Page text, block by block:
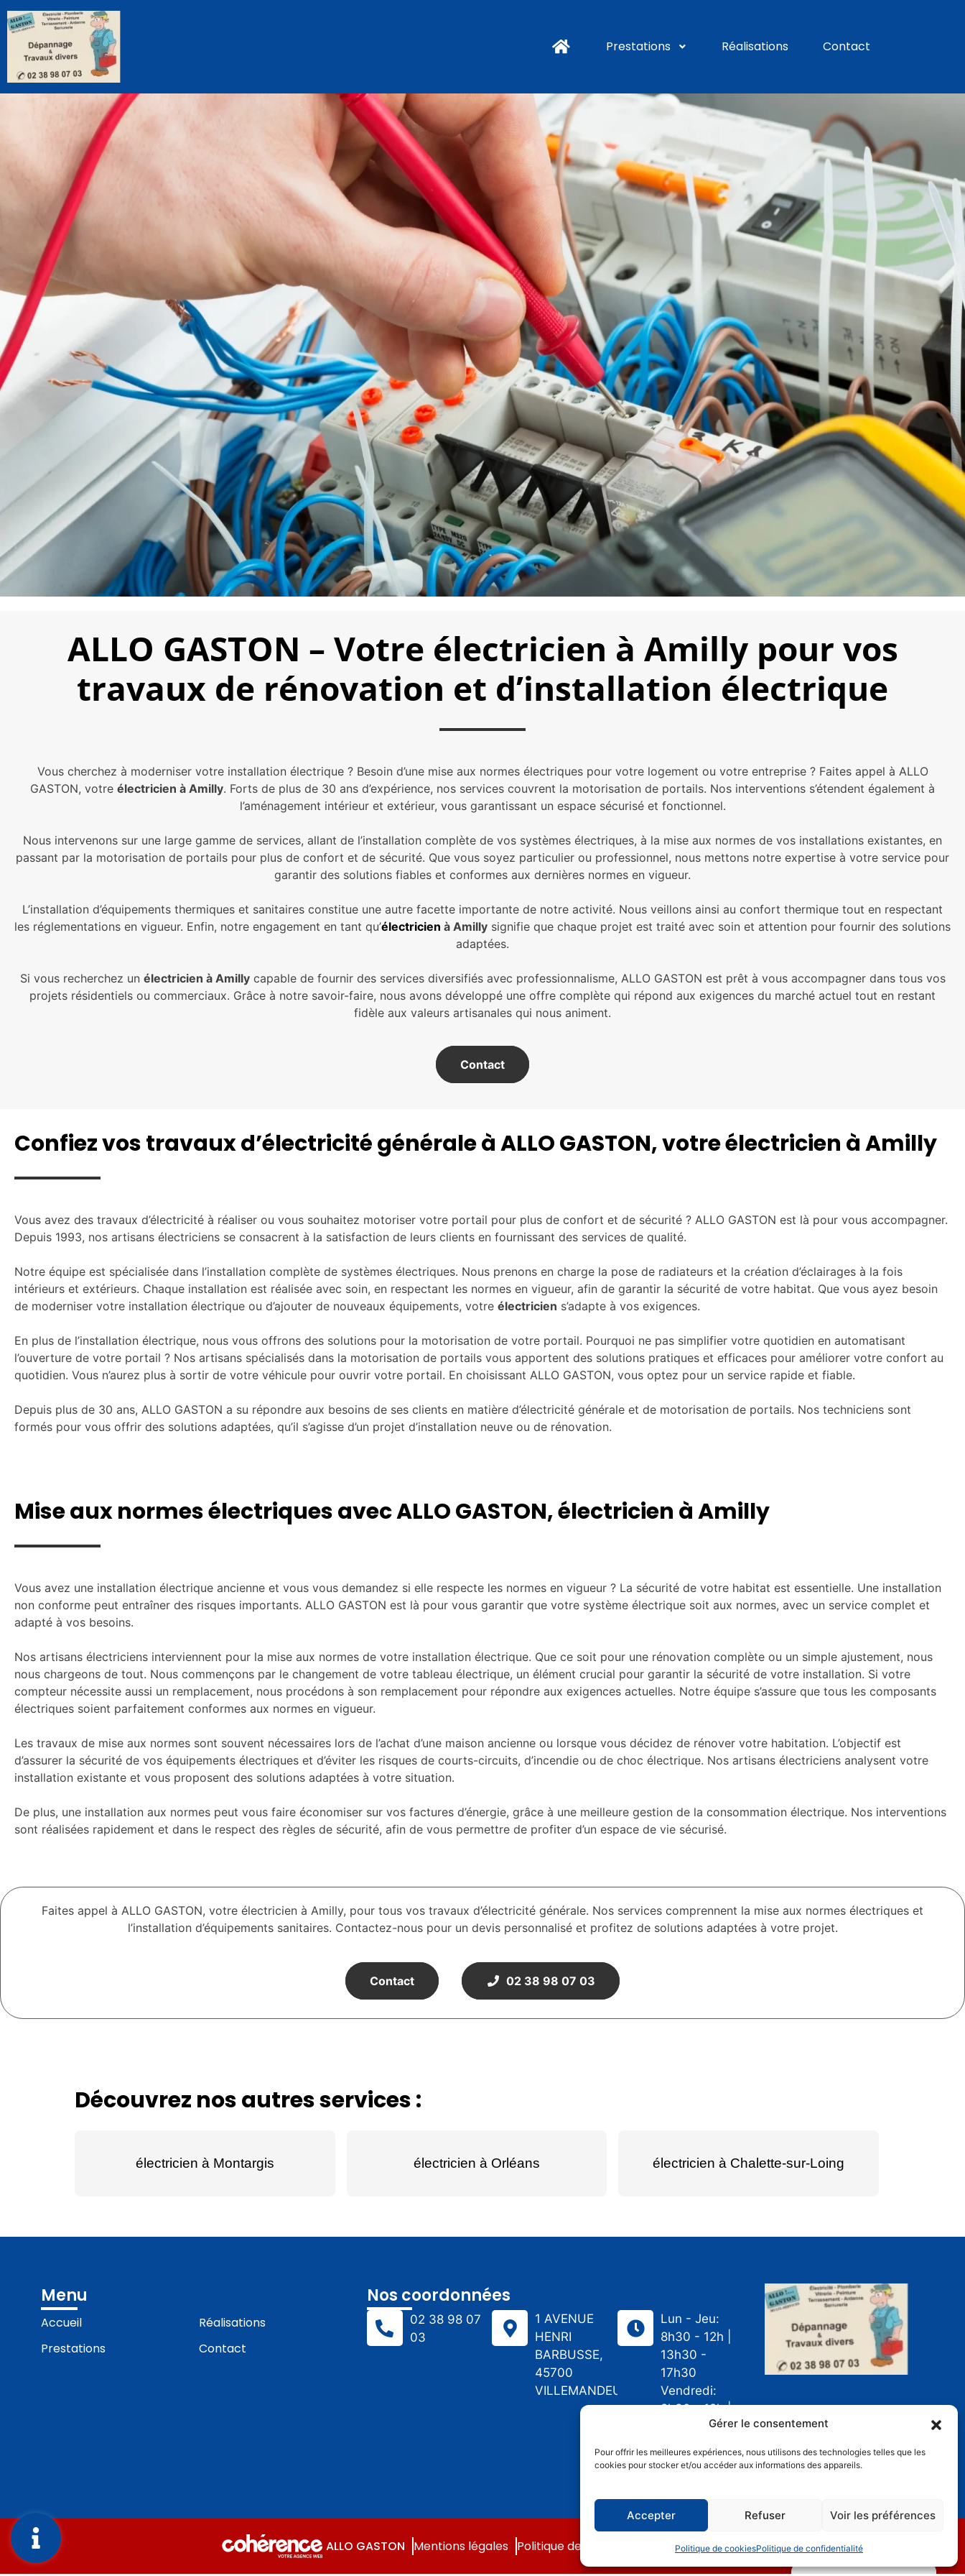
Gérer le consentement
Pour offrir les meilleures expériences, nous utilisons des technologies telles que les
cookies pour stocker et/ou accéder aux informations des appareils.
Accepter Refuser Voir les préférences
Politique de cookiesPolitique de confidentialité
Prestations Réalisations Contact
ALLO GASTON – Votre électricien à Amilly pour vos
travaux de rénovation et d’installation électrique
Vous cherchez à moderniser votre installation électrique ? Besoin d’une mise aux normes électriques pour votre logement ou votre entreprise ? Faites appel à ALLO
GASTON, votre électricien à Amilly. Forts de plus de 30 ans d’expérience, nos services couvrent la motorisation de portails. Nos interventions s’étendent également à
l’aménagement intérieur et extérieur, vous garantissant un espace sécurisé et fonctionnel.
Nous intervenons sur une large gamme de services, allant de l’installation complète de vos systèmes électriques, à la mise aux normes de vos installations existantes, en
passant par la motorisation de portails pour plus de confort et de sécurité. Que vous soyez particulier ou professionnel, nous mettons notre expertise à votre service pour
garantir des solutions fiables et conformes aux dernières normes en vigueur.
L’installation d’équipements thermiques et sanitaires constitue une autre facette importante de notre activité. Nous veillons ainsi au confort thermique tout en respectant
les réglementations en vigueur. Enfin, notre engagement en tant qu’électricien à Amilly signifie que chaque projet est traité avec soin et attention pour fournir des solutions
adaptées.
Si vous recherchez un électricien à Amillycapable de fournir des services diversifiés avec professionnalisme, ALLO GASTON est prêt à vous accompagner dans tous vos
projets résidentiels ou commerciaux. Grâce à notre savoir-faire, nous avons développé une offre complète qui répond aux exigences du marché actuel tout en restant
fidèle aux valeurs artisanales qui nous animent.
Contact
Confiez vos travaux d’électricité générale à ALLO GASTON, votre électricien à Amilly
Vous avez des travaux d’électricité à réaliser ou vous souhaitez motoriser votre portail pour plus de confort et de sécurité ? ALLO GASTON est là pour vous accompagner.
Depuis 1993, nos artisans électriciens se consacrent à la satisfaction de leurs clients en fournissant des services de qualité.
Notre équipe est spécialisée dans l’installation complète de systèmes électriques. Nous prenons en charge la pose de radiateurs et la création d’éclairages à la fois
intérieurs et extérieurs. Chaque installation est réalisée avec soin, en respectant les normes en vigueur, afin de garantir la sécurité de votre habitat. Que vous ayez besoin
de moderniser votre installation électrique ou d’ajouter de nouveaux équipements, votre électricien s’adapte à vos exigences.
En plus de l’installation électrique, nous vous offrons des solutions pour la motorisation de votre portail. Pourquoi ne pas simplifier votre quotidien en automatisant
l’ouverture de votre portail ? Nos artisans spécialisés dans la motorisation de portails vous apportent des solutions pratiques et efficaces pour améliorer votre confort au
quotidien. Vous n’aurez plus à sortir de votre véhicule pour ouvrir votre portail. En choisissant ALLO GASTON, vous optez pour un service rapide et fiable.
Depuis plus de 30 ans, ALLO GASTON a su répondre aux besoins de ses clients en matière d’électricité générale et de motorisation de portails. Nos techniciens sont
formés pour vous offrir des solutions adaptées, qu’il s’agisse d’un projet d’installation neuve ou de rénovation.
Mise aux normes électriques avec ALLO GASTON, électricien à Amilly
Vous avez une installation électrique ancienne et vous vous demandez si elle respecte les normes en vigueur ? La sécurité de votre habitat est essentielle. Une installation
non conforme peut entraîner des risques importants. ALLO GASTON est là pour vous garantir que votre système électrique soit aux normes, avec un service complet et
adapté à vos besoins.
Nos artisans électriciens interviennent pour la mise aux normes de votre installation électrique. Que ce soit pour une rénovation complète ou un simple ajustement, nous
nous chargeons de tout. Nous commençons par le changement de votre tableau électrique, un élément crucial pour garantir la sécurité de votre installation. Si votre
compteur nécessite aussi un remplacement, nous procédons à son remplacement pour répondre aux exigences actuelles. Notre équipe s’assure que tous les composants
électriques soient parfaitement conformes aux normes en vigueur.
Les travaux de mise aux normes sont souvent nécessaires lors de l’achat d’une maison ancienne ou lorsque vous décidez de rénover votre habitation. L’objectif est
d’assurer la sécurité de vos équipements électriques et d’éviter les risques de courts-circuits, d’incendie ou de choc électrique. Nos artisans électriciens analysent votre
installation existante et vous proposent des solutions adaptées à votre situation.
De plus, une installation aux normes peut vous faire économiser sur vos factures d’énergie, grâce à une meilleure gestion de la consommation électrique. Nos interventions
sont réalisées rapidement et dans le respect des règles de sécurité, afin de vous permettre de profiter d’un espace de vie sécurisé.
Faites appel à ALLO GASTON, votre électricien à Amilly, pour tous vos travaux d’électricité générale. Nos services comprennent la mise aux normes électriques et
l’installation d’équipements sanitaires. Contactez-nous pour un devis personnalisé et profitez de solutions adaptées à votre projet.
Contact 02 38 98 07 03
Découvrez nos autres services :
électricien à Montargis électricien à Orléans électricien à Chalette-sur-Loing
Menu
Accueil
Prestations
Réalisations
Contact
Nos coordonnées
02 38 98 07
03
1 AVENUE
HENRI
BARBUSSE,
45700
VILLEMANDEUR
Lun - Jeu:
8h30 - 12h |
13h30 -
17h30
Vendredi:
8h30 - 12h |
13h30 - 16h
Sam - Dim:
Fermé
ALLO GASTON Mentions légales Politique de confidentialité Plan de site